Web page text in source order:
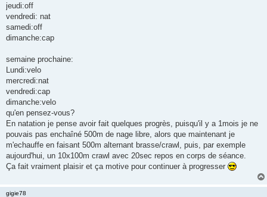
jeudi:off
vendredi: nat
samedi:off
dimanche:cap
semaine prochaine:
Lundi:velo
mercredi:nat
vendredi:cap
dimanche:velo
qu'en pensez-vous?
En natation je pense avoir fait quelques progrès, puisqu'il y a 1mois je ne
pouvais pas enchaîné 500m de nage libre, alors que maintenant je
m'echauffe en faisant 500m alternant brasse/crawl, puis, par exemple
aujourd'hui, un 10x100m crawl avec 20sec repos en corps de séance.
Ça fait vraiment plaisir et ça motive pour continuer à progresser
gigie78